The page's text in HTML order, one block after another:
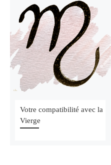
Votre compatibilité avec la
Vierge